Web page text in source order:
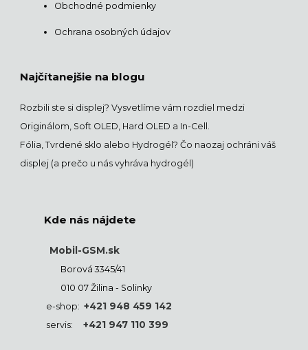
Obchodné podmienky
Ochrana osobných údajov
Najčítanejšie na blogu
Rozbili ste si displej? Vysvetlíme vám rozdiel medzi
Originálom, Soft OLED, Hard OLED a In-Cell.
Fólia, Tvrdené sklo alebo Hydrogél? Čo naozaj ochráni váš
displej (a prečo u nás vyhráva hydrogél)
Kde nás nájdete
Mobil-GSM.sk
Borová 3345/41
010 07 Žilina - Solinky
e-shop: +421 948 459 142
servis: +421 947 110 399